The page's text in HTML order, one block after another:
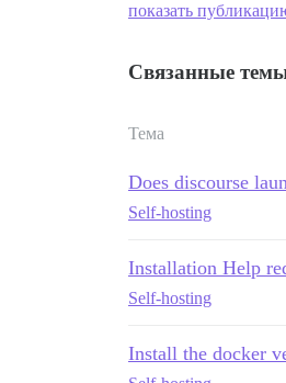
показать
Связанные
Тема
Does discourse
Self-hosting
Installation Help
Self-hosting
Install the docker